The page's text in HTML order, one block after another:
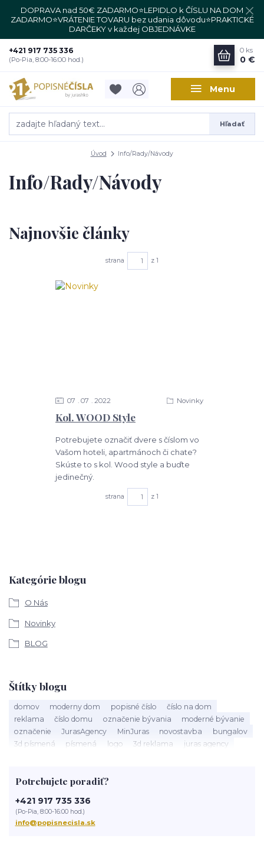
DOPRAVA nad 50€ ZADARMO⭐LEPIDLO k ČÍSLU NA DOM
ZADARMO⭐VRÁTENIE TOVARU bez udania dôvodu⭐PRAKTICKÉ
DARČEKY v každej OBJEDNÁVKE
Menu
Hľadať
+421 917 735 336
(Po-Pia, 8:00-16:00 hod.)
0 ks
0 €
Úvod Info/Rady/Návody
Kategórie blogu
O Nás
Novinky
BLOG
Štítky blogu
domov moderny dom popisné číslo
číslo na dom
reklama
číslo domu označenie bývania
moderné bývanie
označenie
JurasAgency MinJuras novostavba
bungalov
3d písmená
písmená logo 3d reklama
juras agency
salón
salón krásy reštaurácia
Potrebujete poradiť?
+421 917 735 336
(Po-Pia, 8:00-16:00 hod.)
info@popisnecisla.sk
Info/Rady/Návody
Najnovšie články
strana z 1
Kol. WOOD Style
07 07 2022 Novinky
Potrebujete označiť dvere s číslom vo
Vašom hoteli, apartmánoch či chate?
Skúste to s kol. Wood style a buďte
jedinečný.
strana z 1